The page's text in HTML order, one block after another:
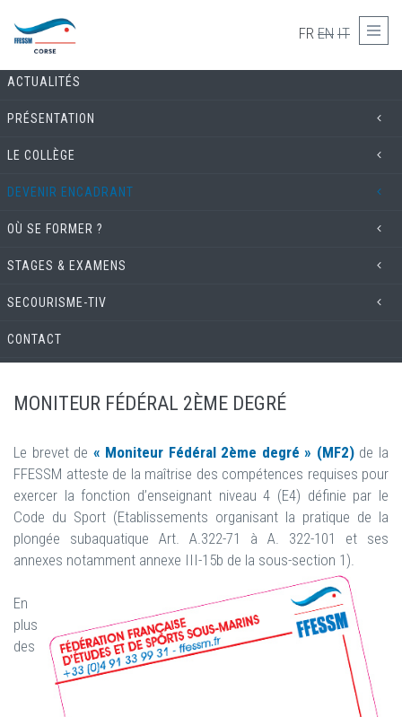
FR EN IT
COMMISSION TECHNIQUE
ACTUALITÉS
PRÉSENTATION
LE COLLÈGE
DEVENIR ENCADRANT
OÙ SE FORMER ?
STAGES & EXAMENS
SECOURISME-TIV
CONTACT
MONITEUR FÉDÉRAL 2ÈME DEGRÉ
Le brevet de « Moniteur Fédéral 2ème degré » (MF2)de la
FFESSM atteste de la maîtrise des compétences requises pour
exercer la fonction d’enseignant niveau 4 (E4) définie par le
Code du Sport (Etablissements organisant la pratique de la
plongée subaquatique Art. A.322-71 à A. 322-101 et ses
annexes notamment annexe III-15b de la sous-section 1).
En
plus
des